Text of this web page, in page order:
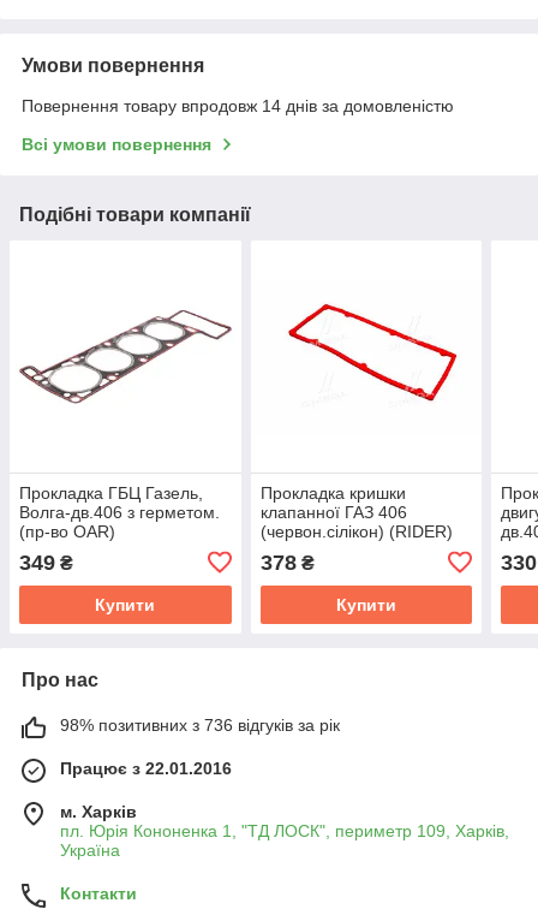
Умови повернення
Повернення товару впродовж 14 днів за домовленістю
Всі умови повернення
Подібні товари компанії
Прокладка ГБЦ Газель,
Волга-дв.406 з герметом.
(пр-во OAR)
349 ₴
Купити
Прокладка кришки
клапанної ГАЗ 406
(червон.сілікон) (RIDER)
378₴
Купити
330
Про нас
98% позитивних з 736 відгуків за рік
Працює з 22.01.2016
м. Харків
пл. Юрія Кононенка 1, "ТД ЛОСК", периметр 109, Харків,
Україна
Контакти